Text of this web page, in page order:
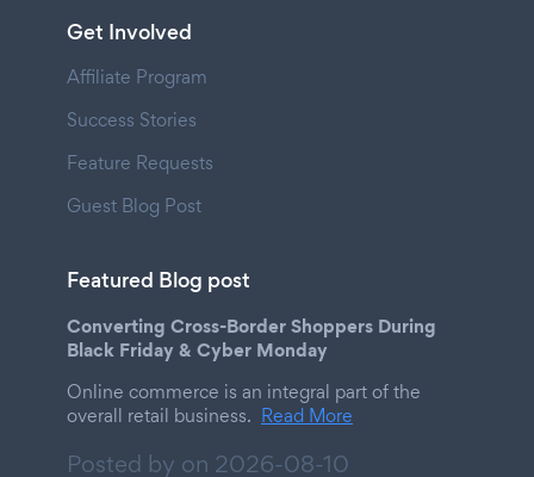
Get Involved
Affiliate Program
Success Stories
Feature Requests
Guest Blog Post
Featured Blog post
Converting Cross-Border Shoppers During
Black Friday & Cyber Monday
Online commerce is an integral part of the
overall retail business. Read More
Posted by on 2026-08-10